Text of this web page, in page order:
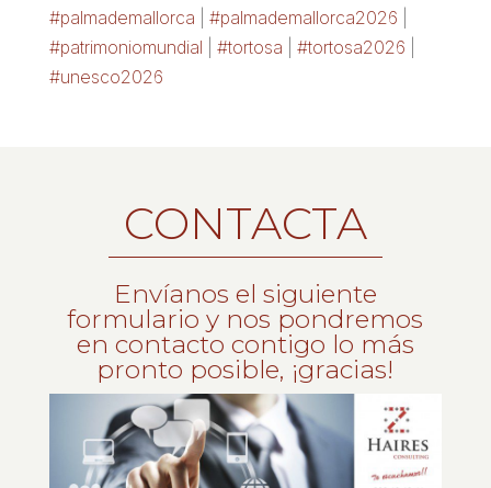
#palmademallorca
#palmademallorca2026
#patrimoniomundial
#tortosa #tortosa2026
#unesco2026
CONTACTA
Envíanos el siguiente
formulario y nos pondremos
en contacto contigo lo más
pronto posible, ¡gracias!